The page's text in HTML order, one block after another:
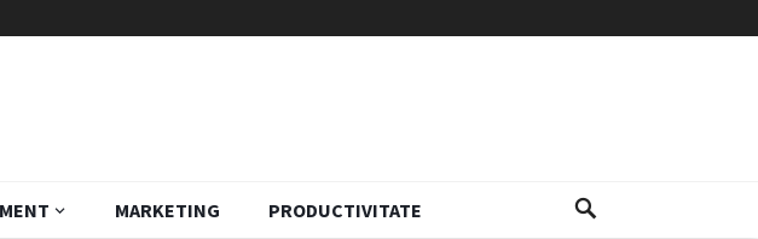
MARKETING PRODUCTIVITATE